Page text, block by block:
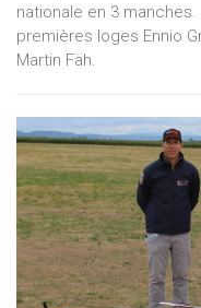
nationale en 3
premières loges Ennio
Martin Fäh.